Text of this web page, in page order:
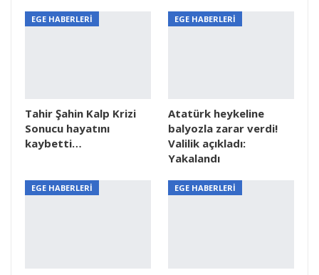
EGE HABERLERİ
Tahir Şahin Kalp Krizi
Sonucu hayatını
kaybetti…
EGE HABERLERİ
Atatürk heykeline
balyozla zarar verdi!
Valilik açıkladı:
Yakalandı
EGE HABERLERİ EGE HABERLERİ